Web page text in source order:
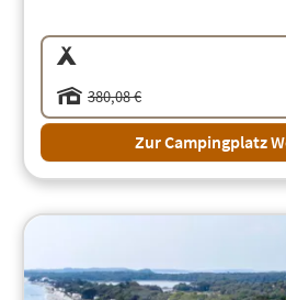
380,08 €
Zur Campingplatz